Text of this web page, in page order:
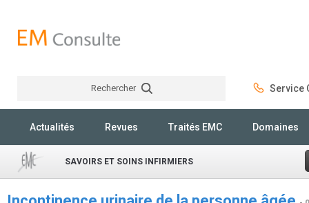
Rechercher Service
Actualités Revues Traités EMC Domaines
SAVOIRS ET SOINS INFIRMIERS